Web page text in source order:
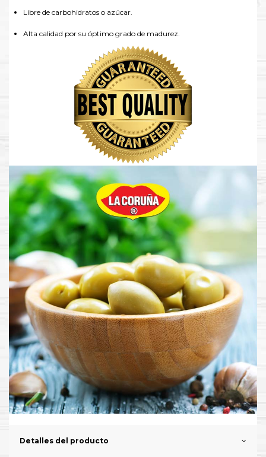
Libre de carbohidratos o azúcar.
Alta calidad por su óptimo grado de madurez.
Detalles del producto